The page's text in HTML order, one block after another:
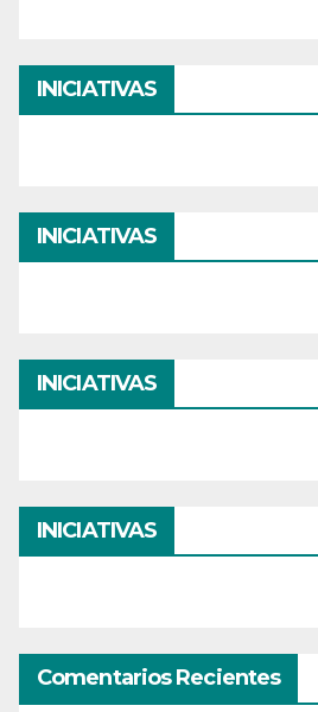
INICIATIVAS
INICIATIVAS
INICIATIVAS
INICIATIVAS
Comentarios Recientes